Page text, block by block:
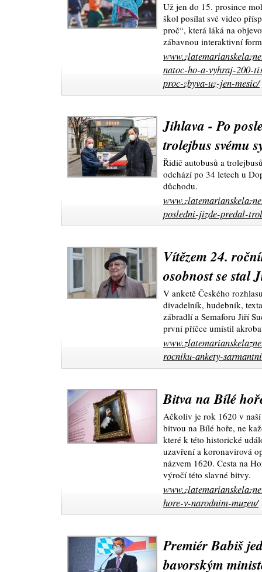
Už jen do 15. prosince
škol posílat své video
proč“, která láká na
zábavnou interaktivní
natoc-ho-a-vyhraj-200-
proc-zbyva-uz-jen-mesic/
Jihlava - Po
trolejbus svému
Řidič autobusů a
odchází po 34 letech u
důchodu.
posledni-jizde-predal-
Vítězem 24.
osobnost se stal
V anketě Českého
divadelník, hudebník,
zábradlí a Semaforu Jiří
první příčce umístil
rocniku-ankety-
Bitva na Bílé
Ačkoliv je rok 1620 v
bitvou na Bílé hoře, ne
které k této historické
uzavření a koronavirová
názvem 1620. Cesta na
výročí této slavné bitvy.
hore-v-narodnim-muzeu/
Premiér Babiš
bavorským